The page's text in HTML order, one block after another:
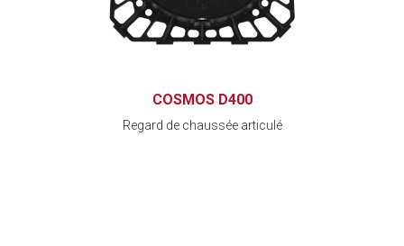
COSMOS D400
Regard de chaussée articulé